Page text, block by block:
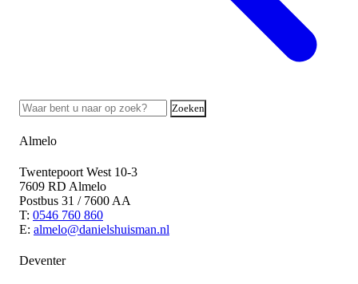
Zoeken
Almelo
Twentepoort West 10-3
7609 RD Almelo
Postbus 31 / 7600 AA
T: 0546 760 860
E: almelo@danielshuisman.nl
Deventer